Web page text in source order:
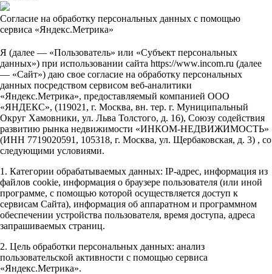
Согласие на обработку персональных данных с помощью
сервиса «Яндекс.Метрика»
Я (далее — «Пользователь» или «Субъект персональных
данных») при использовании сайта https://www.incom.ru (далее
— «Сайт») даю свое согласие на обработку персональных
данных посредством сервисом веб-аналитики
«Яндекс.Метрика», предоставляемый компанией ООО
«ЯНДЕКС», (119021, г. Москва, вн. тер. г. Муниципальный
Округ Хамовники, ул. Льва Толстого, д. 16), Союзу содействия
развитию рынка недвижимости «ИНКОМ-НЕДВИЖИМОСТЬ»
(ИНН 7719020591, 105318, г. Москва, ул. Щербаковская, д. 3) , со
следующими условиями.
1. Категории обрабатываемых данных: IP-адрес, информация из
файлов cookie, информация о браузере пользователя (или иной
программе, с помощью которой осуществляется доступ к
сервисам Сайта), информация об аппаратном и программном
обеспечении устройства пользователя, время доступа, адреса
запрашиваемых страниц.
2. Цель обработки персональных данных: анализ
пользовательской активности с помощью сервиса
«Яндекс.Метрика».